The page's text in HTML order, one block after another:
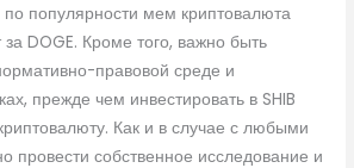
по популярности мем криптовалюта
за DOGE. Кроме того, важно быть
правовой среде и
прежде чем инвестировать в SHIB
Как и в случае с любыми
провести собственное исследование и